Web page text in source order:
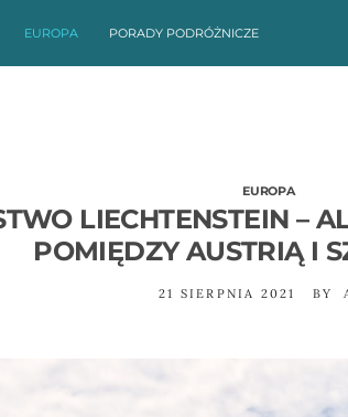
EUROPA PORADY PODRÓŻNICZE
EUROPA
LIECHTENSTEIN –
POMIĘDZY AUSTRIĄ I
21 SIERPNIA 2021 BY